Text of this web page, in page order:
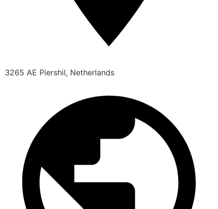
3265 AE Piershil, Netherlands